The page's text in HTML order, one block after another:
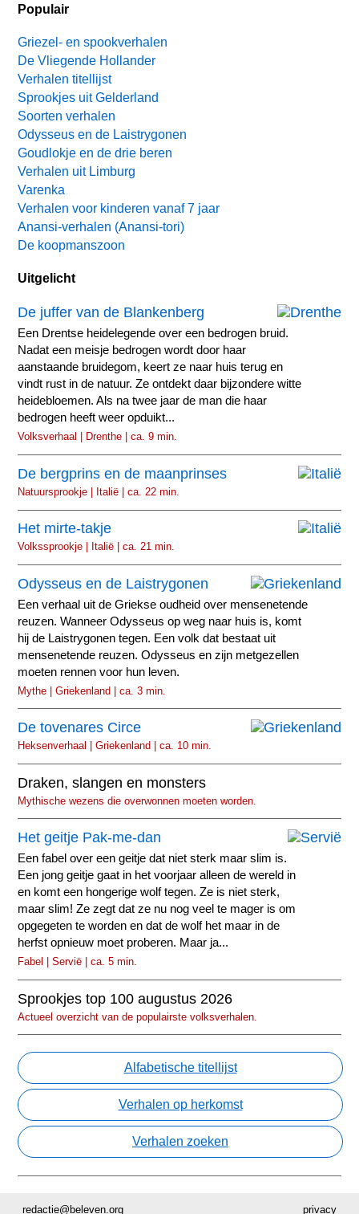
Populair
Griezel- en spookverhalen
De Vliegende Hollander
Verhalen titellijst
Sprookjes uit Gelderland
Soorten verhalen
Odysseus en de Laistrygonen
Goudlokje en de drie beren
Verhalen uit Limburg
Varenka
Verhalen voor kinderen vanaf 7 jaar
Anansi-verhalen (Anansi-tori)
De koopmanszoon
Uitgelicht
De juffer van de Blankenberg
Een Drentse heidelegende over een bedrogen bruid.
Nadat een meisje bedrogen wordt door haar
aanstaande bruidegom, keert ze naar huis terug en
vindt rust in de natuur. Ze ontdekt daar bijzondere witte
heidebloemen. Als na twee jaar de man die haar
bedrogen heeft weer opduikt...
Volksverhaal | Drenthe | ca. 9 min.
De bergprins en de maanprinses
Natuursprookje | Italië | ca. 22 min.
Het mirte-takje
Volkssprookje | Italië | ca. 21 min.
Odysseus en de Laistrygonen
Een verhaal uit de Griekse oudheid over mensenetende
reuzen. Wanneer Odysseus op weg naar huis is, komt
hij de Laistrygonen tegen. Een volk dat bestaat uit
mensenetende reuzen. Odysseus en zijn metgezellen
moeten rennen voor hun leven.
Mythe | Griekenland | ca. 3 min.
De tovenares Circe
Heksenverhaal | Griekenland | ca. 10 min.
Draken, slangen en monsters
Mythische wezens die overwonnen moeten worden.
Het geitje Pak-me-dan
Een fabel over een geitje dat niet sterk maar slim is.
Een jong geitje gaat in het voorjaar alleen de wereld in
en komt een hongerige wolf tegen. Ze is niet sterk,
maar slim! Ze zegt dat ze nu nog veel te mager is om
opgegeten te worden en dat de wolf het maar in de
herfst opnieuw moet proberen. Maar ja...
Fabel | Servië | ca. 5 min.
Sprookjes top 100 augustus 2026
Actueel overzicht van de populairste volksverhalen.
Alfabetische titellijst
Verhalen op herkomst
Verhalen zoeken
privacy
redactie@beleven.org